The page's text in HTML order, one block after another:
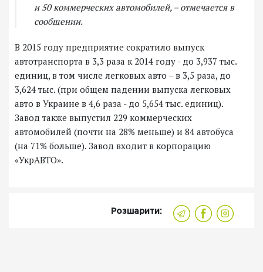
и 50 коммерческих автомобилей, – отмечается в
сообщении.
В 2015 году предприятие сократило выпуск
автотранспорта в 3,3 раза к 2014 году - до 3,937 тыс.
единиц, в том числе легковых авто – в 3,5 раза, до
3,624 тыс. (при общем падении выпуска легковых
авто в Украине в 4,6 раза - до 5,654 тыс. единиц).
Завод также выпустил 229 коммерческих
автомобилей (почти на 28% меньше) и 84 автобуса
(на 71% больше). Завод входит в корпорацию
«УкрАВТО».
Розшарити: